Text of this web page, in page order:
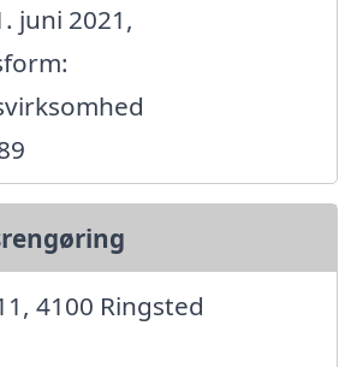
juni 2021,
4100 Ringsted